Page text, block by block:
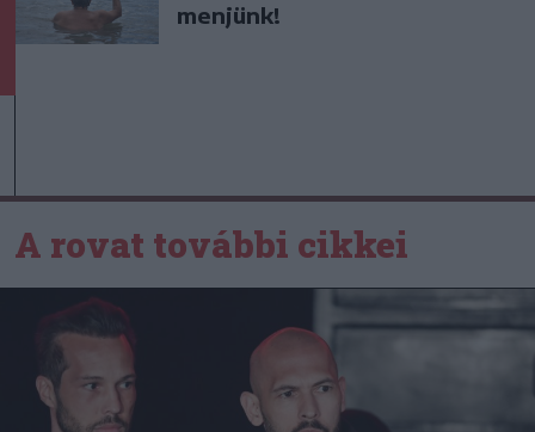
menjünk!
A rovat további cikkei